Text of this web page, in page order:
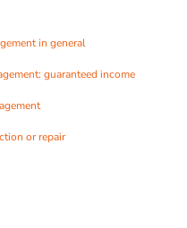
in general
guaranteed income
or repair